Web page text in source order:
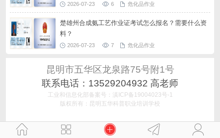
2026-07-23 6 危化品作业
楚雄州合成氨工艺作业证考试怎么报名？需要什么资
料？
2026-07-23 7 危化品作业
昆明市五华区龙泉路75号附1号
联系电话：13529204932 高老师
工业和信息化部备案号：滇ICP备19004023号-1
版权所有：昆明五华科普职业培训学校